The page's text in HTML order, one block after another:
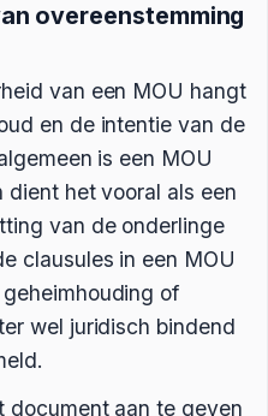
overeenstemming
van een MOU hangt
en de intentie van de
is een MOU
dient het vooral als een
van de onderlinge
clausules in een MOU
of
wel juridisch bindend
document aan te geven